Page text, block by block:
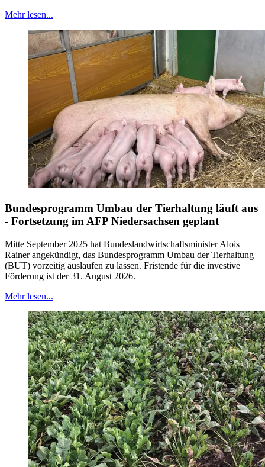
Mehr lesen...
Bundesprogramm Umbau der Tierhaltung läuft aus
- Fortsetzung im AFP Niedersachsen geplant
Mitte September 2025 hat Bundeslandwirtschaftsminister Alois
Rainer angekündigt, das Bundesprogramm Umbau der Tierhaltung
(BUT) vorzeitig auslaufen zu lassen. Fristende für die investive
Förderung ist der 31. August 2026.
Mehr lesen...